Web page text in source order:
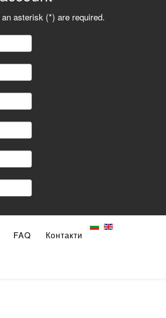
asterisk (*) are required.
FAQ Контакти